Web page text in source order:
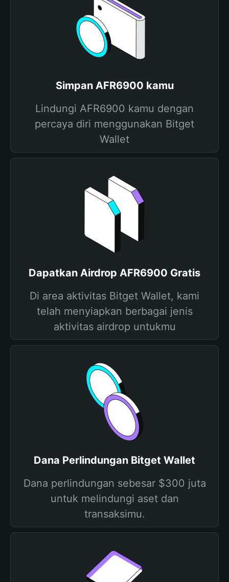
Simpan AFR6900 kamu
Lindungi AFR6900 kamu dengan
percaya diri menggunakan Bitget
Wallet
Dapatkan Airdrop AFR6900 Gratis
Di area aktivitas Bitget Wallet, kami
telah menyiapkan berbagai jenis
aktivitas airdrop untukmu
Dana Perlindungan Bitget Wallet
Dana perlindungan sebesar $300 juta
untuk melindungi aset dan
transaksimu.